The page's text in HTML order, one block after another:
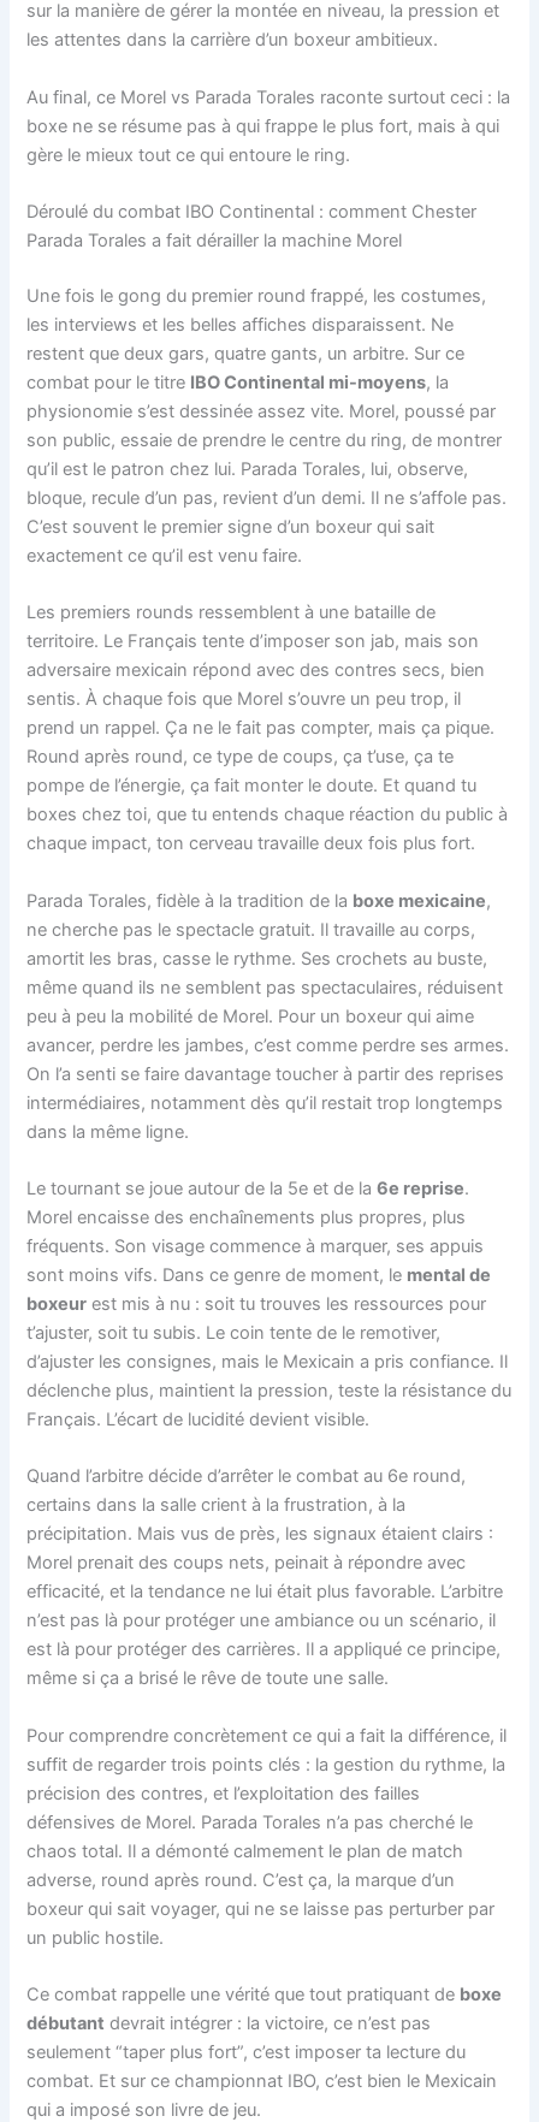
sur la manière de gérer la montée en niveau, la pression et
les attentes dans la carrière d’un boxeur ambitieux.
Au final, ce Morel vs Parada Torales raconte surtout ceci : la
boxe ne se résume pas à qui frappe le plus fort, mais à qui
gère le mieux tout ce qui entoure le ring.
Déroulé du combat IBO Continental : comment Chester
Parada Torales a fait dérailler la machine Morel
Une fois le gong du premier round frappé, les costumes,
les interviews et les belles affiches disparaissent. Ne
restent que deux gars, quatre gants, un arbitre. Sur ce
combat pour le titre IBO Continental mi-moyens, la
physionomie s’est dessinée assez vite. Morel, poussé par
son public, essaie de prendre le centre du ring, de montrer
qu’il est le patron chez lui. Parada Torales, lui, observe,
bloque, recule d’un pas, revient d’un demi. Il ne s’affole pas.
C’est souvent le premier signe d’un boxeur qui sait
exactement ce qu’il est venu faire.
Les premiers rounds ressemblent à une bataille de
territoire. Le Français tente d’imposer son jab, mais son
adversaire mexicain répond avec des contres secs, bien
sentis. À chaque fois que Morel s’ouvre un peu trop, il
prend un rappel. Ça ne le fait pas compter, mais ça pique.
Round après round, ce type de coups, ça t’use, ça te
pompe de l’énergie, ça fait monter le doute. Et quand tu
boxes chez toi, que tu entends chaque réaction du public à
chaque impact, ton cerveau travaille deux fois plus fort.
Parada Torales, fidèle à la tradition de la boxe mexicaine,
ne cherche pas le spectacle gratuit. Il travaille au corps,
amortit les bras, casse le rythme. Ses crochets au buste,
même quand ils ne semblent pas spectaculaires, réduisent
peu à peu la mobilité de Morel. Pour un boxeur qui aime
avancer, perdre les jambes, c’est comme perdre ses armes.
On l’a senti se faire davantage toucher à partir des reprises
intermédiaires, notamment dès qu’il restait trop longtemps
dans la même ligne.
Le tournant se joue autour de la 5e et de la6e reprise.
Morel encaisse des enchaînements plus propres, plus
fréquents. Son visage commence à marquer, ses appuis
sont moins vifs. Dans ce genre de moment, le mental de
boxeur est mis à nu : soit tu trouves les ressources pour
t’ajuster, soit tu subis. Le coin tente de le remotiver,
d’ajuster les consignes, mais le Mexicain a pris confiance. Il
déclenche plus, maintient la pression, teste la résistance du
Français. L’écart de lucidité devient visible.
Quand l’arbitre décide d’arrêter le combat au 6e round,
certains dans la salle crient à la frustration, à la
précipitation. Mais vus de près, les signaux étaient clairs :
Morel prenait des coups nets, peinait à répondre avec
efficacité, et la tendance ne lui était plus favorable. L’arbitre
n’est pas là pour protéger une ambiance ou un scénario, il
est là pour protéger des carrières. Il a appliqué ce principe,
même si ça a brisé le rêve de toute une salle.
Pour comprendre concrètement ce qui a fait la différence, il
suffit de regarder trois points clés : la gestion du rythme, la
précision des contres, et l’exploitation des failles
défensives de Morel. Parada Torales n’a pas cherché le
chaos total. Il a démonté calmement le plan de match
adverse, round après round. C’est ça, la marque d’un
boxeur qui sait voyager, qui ne se laisse pas perturber par
un public hostile.
Ce combat rappelle une vérité que tout pratiquant de boxe
débutant devrait intégrer : la victoire, ce n’est pas
seulement “taper plus fort”, c’est imposer ta lecture du
combat. Et sur ce championnat IBO, c’est bien le Mexicain
qui a imposé son livre de jeu.